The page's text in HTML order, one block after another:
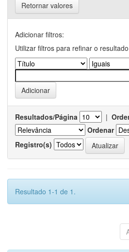
Retornar valores
Adicionar filtros:
Utilizar filtros para refinar o
Resultados/Página |
Ordenar
Registro(s)
Resultado 1-1 de 1.